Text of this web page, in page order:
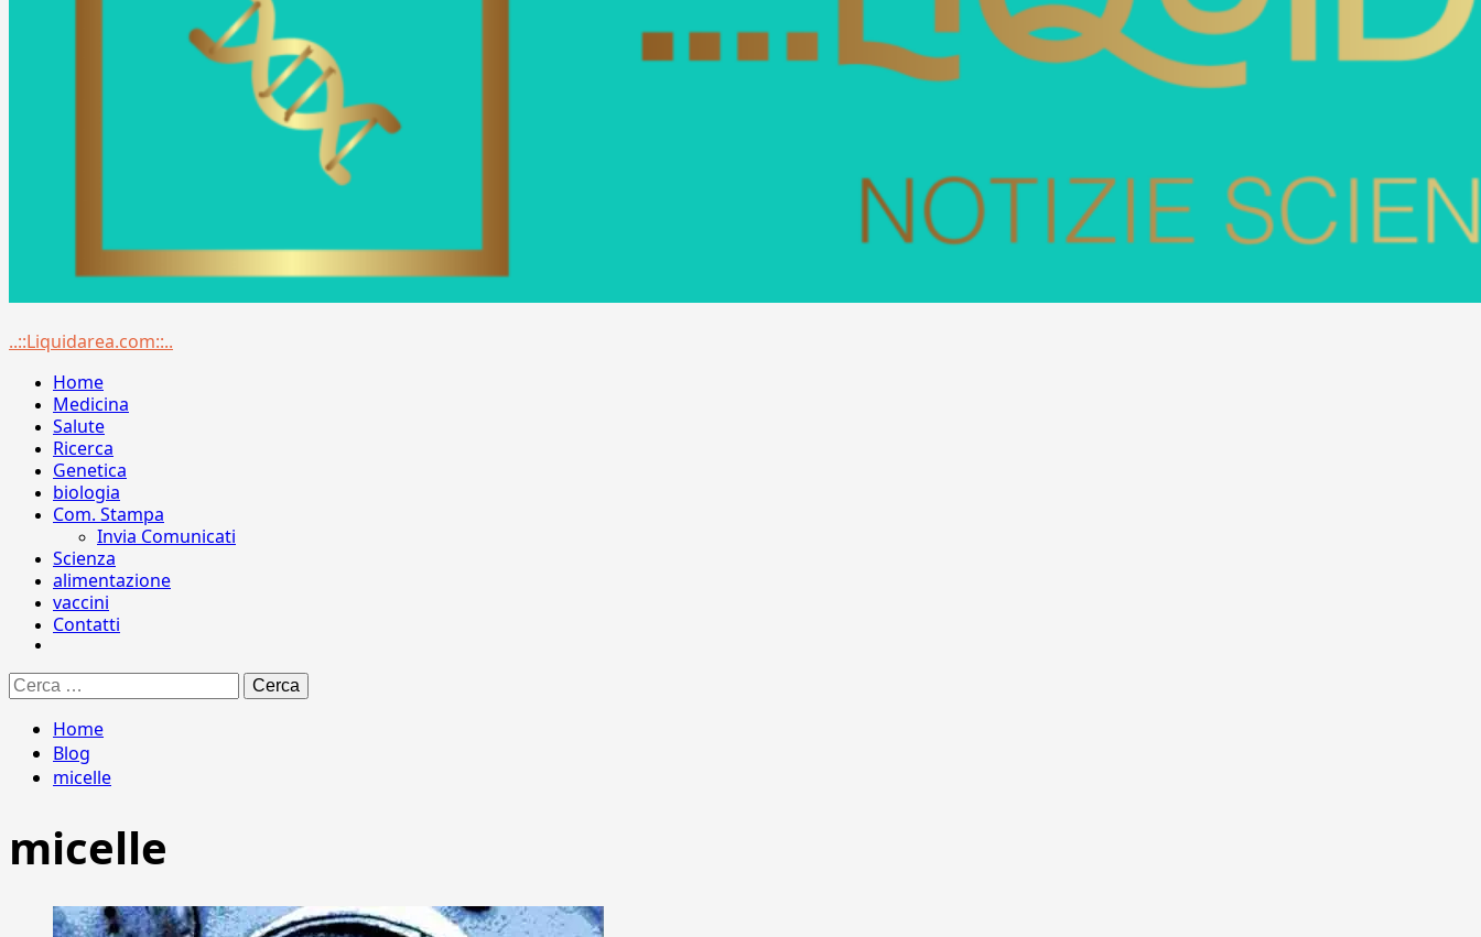
Menu
..::Liquidarea.com::..
Home
Medicina
Salute
Ricerca
Genetica
biologia
Com. Stampa
Invia Comunicati
Scienza
alimentazione
vaccini
Contatti
Ricerca
per:
Home
Blog
micelle
micelle